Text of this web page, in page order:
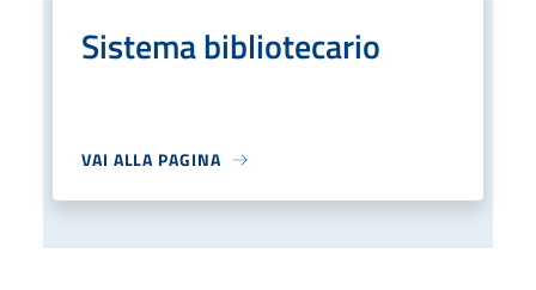
Sistema bibliotecario
VAI ALLA PAGINA